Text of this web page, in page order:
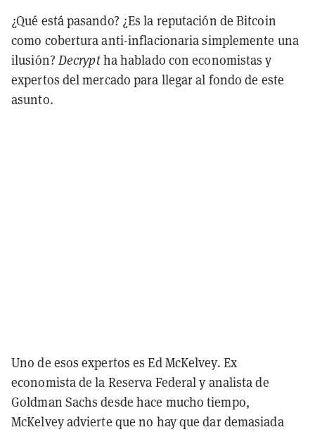
¿Qué está pasando? ¿Es la reputación de Bitcoin
como cobertura anti-inflacionaria simplemente una
ilusión? Decryptha hablado con economistas y
expertos del mercado para llegar al fondo de este
asunto.
Uno de esos expertos es Ed McKelvey. Ex
economista de la Reserva Federal y analista de
Goldman Sachs desde hace mucho tiempo,
McKelvey advierte que no hay que dar demasiada